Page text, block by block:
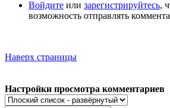
Войдите или зарегистрируйтесь,
возможность отправлять
Наверх страницы
Настройки просмотра комментариев